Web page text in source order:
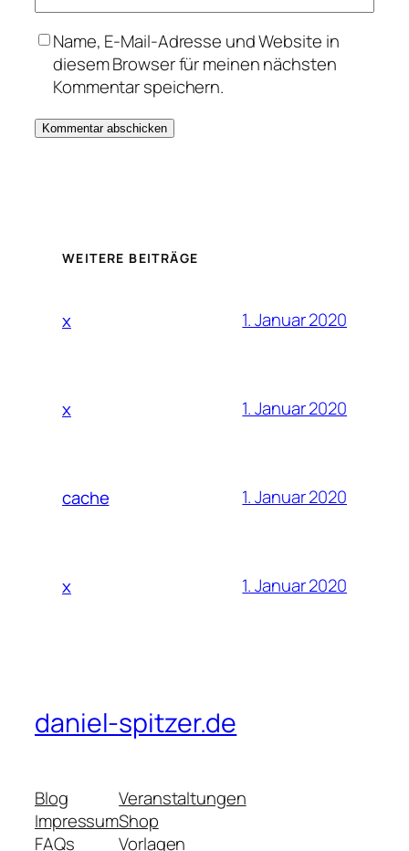
Name, E-Mail-Adresse und Website in
diesem Browser für meinen nächsten
Kommentar speichern.
WEITERE BEITRÄGE
x 1. Januar 2020
x 1. Januar 2020
cache 1. Januar 2020
x 1. Januar 2020
daniel-spitzer.de
Blog
Impressum
FAQs
Veranstaltungen
Shop
Vorlagen